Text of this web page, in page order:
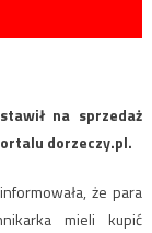
na sprzedaż
dorzeczy.pl.
że para
mieli kupić